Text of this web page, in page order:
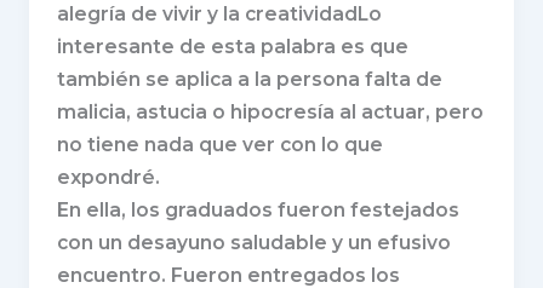
alegría de vivir y la creatividadLo
interesante de esta palabra es que
también se aplica a la persona falta de
malicia, astucia o hipocresía al actuar, pero
no tiene nada que ver con lo que
expondré.
En ella, los graduados fueron festejados
con un desayuno saludable y un efusivo
encuentro. Fueron entregados los